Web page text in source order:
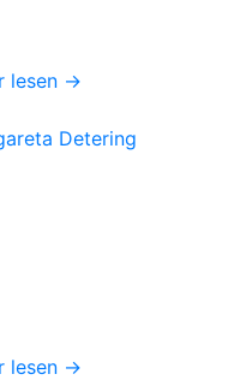
lesen →
Detering
lesen →